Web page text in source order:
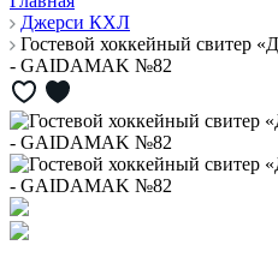
Джерси КХЛ
Гостевой хоккейный свитер
- GAIDAMAK №82